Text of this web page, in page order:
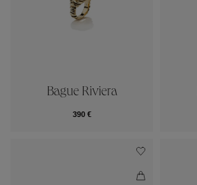
Bague Riviera
390 €